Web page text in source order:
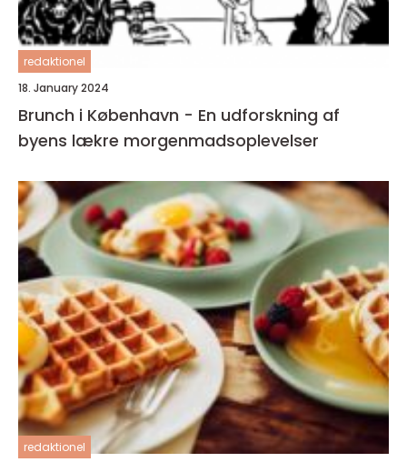
redaktionel
18. January 2024
Brunch i København - En udforskning af
byens lækre morgenmadsoplevelser
redaktionel